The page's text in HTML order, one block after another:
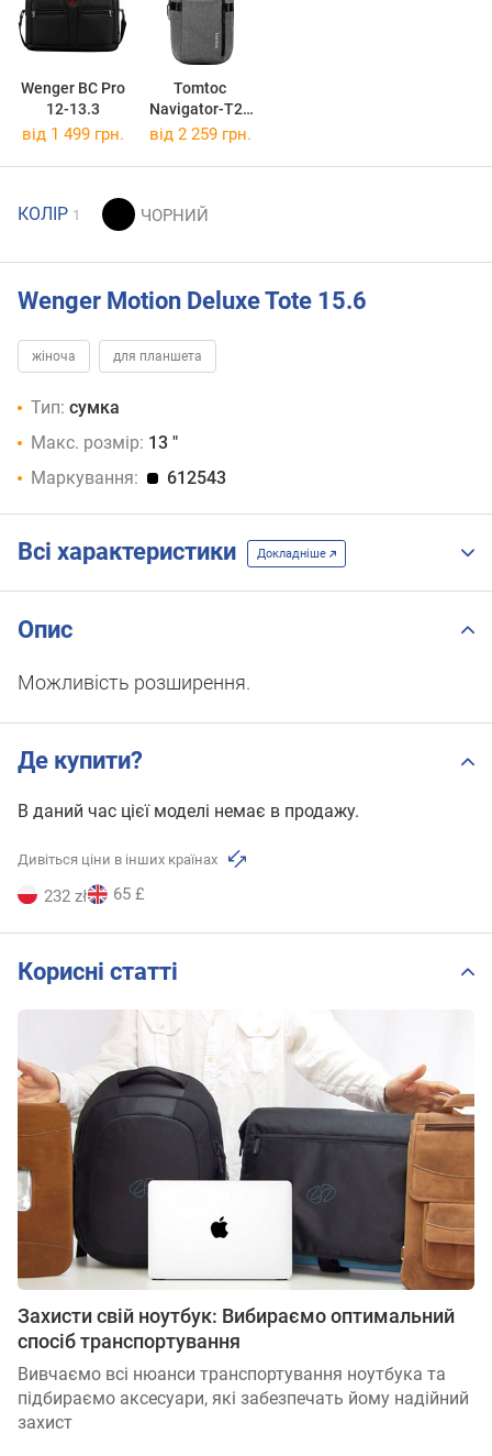
Wenger BC Pro
12-13.3
Tomtoc
Navigator-T24
Sling Bag
від 1 499 грн. від 2 259 грн.
КОЛІР 1
Wenger Motion Deluxe Tote 15.6
жіноча для планшета
Тип: сумка
Макс. розмір: 13 "
Маркування:
612543
Всі характеристики Докладніше
Опис
Можливість розширення.
Де купити?
В даний час цієї моделі немає в продажу.
Дивіться ціни в інших країнах
232 zł 65 £
Корисні статті
Захисти свій ноутбук: Вибираємо оптимальний
спосіб транспортування
Вивчаємо всі нюанси транспортування ноутбука та
підбираємо аксесуари, які забезпечать йому надійний
захист